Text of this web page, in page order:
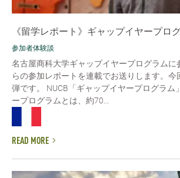
《留学レポート》ギャップイヤープ
参加者体験談
名古屋商科大学ギャップイヤープログラムに
らの参加レポートを連載でお送りします。今
弾です。 NUCB「ギャップイヤープログラム
ープログラムとは、約70...
READ MORE